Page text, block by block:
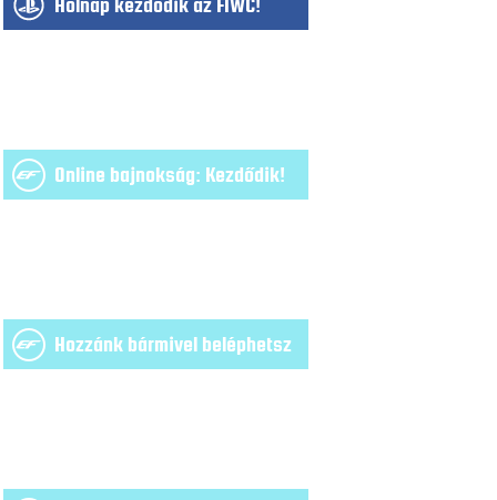
Holnap kezdődik az FIWC!
Online bajnokság: Kezdődik!
Hozzánk bármivel beléphetsz